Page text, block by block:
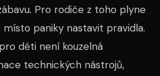
Pro rodiče z toho plyne
místo paniky nastavit pravidla.
děti není kouzelná
technických nástrojů,